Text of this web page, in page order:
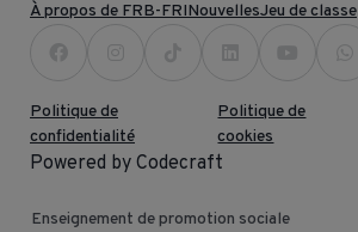
À propos de FRB-FRINouvellesJeu de classe
Politique de
confidentialité
Politique de
cookies
Powered by Codecraft
Enseignement de promotion sociale